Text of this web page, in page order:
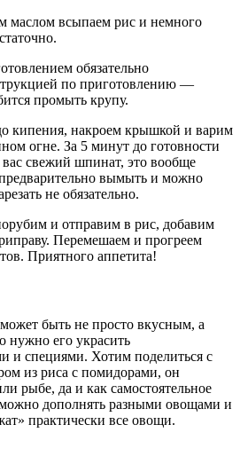
маслом всыпаем рис и немного
обязательно
по приготовлению —
промыть крупу.
кипения, накроем крышкой и варим
огне. За 5 минут до готовности
свежий шпинат, это вообще
вымыть и можно
не обязательно.
и отправим в рис, добавим
Перемешаем и прогреем
Приятного аппетита!
быть не просто вкусным, а
нужно его украсить
и специями. Хотим поделиться с
из риса с помидорами, он
рыбе, да и как самостоятельное
дополнять разными овощами и
практически все овощи.